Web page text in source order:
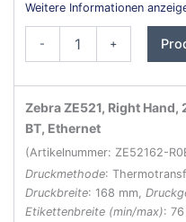
Weitere Informationen
-
Etikettendrucker
Menge
+
Zebra ZE521, Right Hand,
BT, Ethernet
(Artikelnummer: ZE52162-
Druckmethode:
Druckbreite: 168 mm,
Etikettenbreite (min/max):